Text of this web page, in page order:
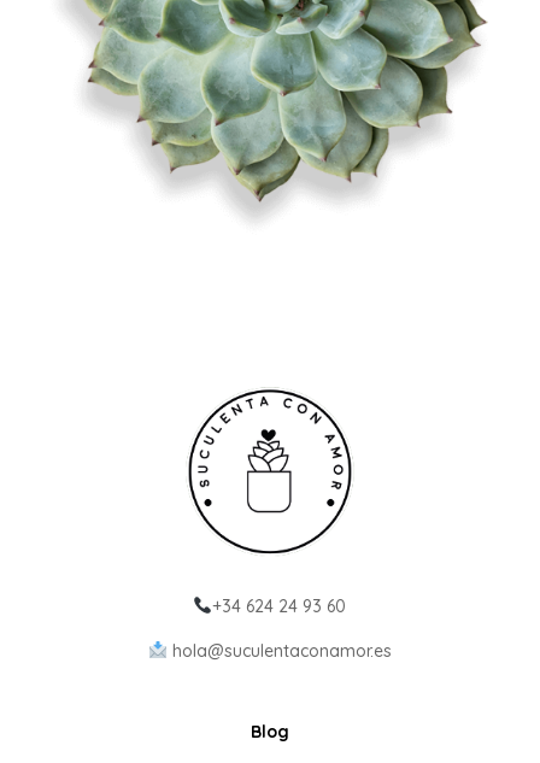
+34 624 24 93 60
hola@suculentaconamor.es
Blog